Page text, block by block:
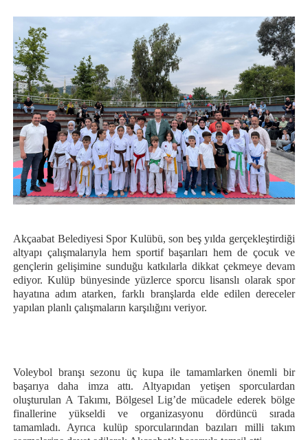
Akçaabat Belediyesi Spor Kulübü, son beş yılda gerçekleştirdiği
altyapı çalışmalarıyla hem sportif başarıları hem de çocuk ve
gençlerin gelişimine sunduğu katkılarla dikkat çekmeye devam
ediyor. Kulüp bünyesinde yüzlerce sporcu lisanslı olarak spor
hayatına adım atarken, farklı branşlarda elde edilen dereceler
yapılan planlı çalışmaların karşılığını veriyor.
Voleybol branşı sezonu üç kupa ile tamamlarken önemli bir
başarıya daha imza attı. Altyapıdan yetişen sporculardan
oluşturulan A Takımı, Bölgesel Lig’de mücadele ederek bölge
finallerine yükseldi ve organizasyonu dördüncü sırada
tamamladı. Ayrıca kulüp sporcularından bazıları milli takım